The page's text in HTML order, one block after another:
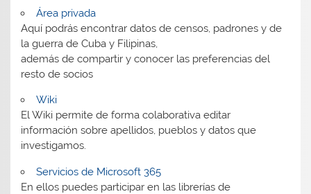
Área privada
Aquí podrás encontrar datos de censos, padrones y de
la guerra de Cuba y Filipinas,
además de compartir y conocer las preferencias del
resto de socios
Wiki
El Wiki permite de forma colaborativa editar
información sobre apellidos, pueblos y datos que
investigamos.
Servicios de Microsoft 365
En ellos puedes participar en las librerías de